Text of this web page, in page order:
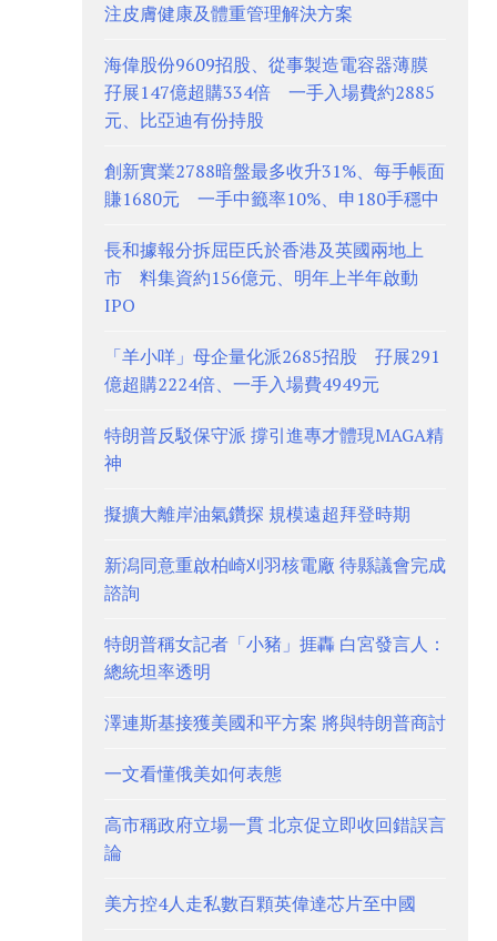
注皮膚健康及體重管理解決方案
海偉股份9609招股、從事製造電容器薄膜
孖展147億超購334倍 一手入場費約2885
元、比亞迪有份持股
創新實業2788暗盤最多收升31%、每手帳面
賺1680元 一手中籤率10%、申180手穩中
長和據報分拆屈臣氏於香港及英國兩地上
市 料集資約156億元、明年上半年啟動
IPO
「羊小咩」母企量化派2685招股 孖展291
億超購2224倍、一手入場費4949元
特朗普反駁保守派 撐引進專才體現MAGA精
神
擬擴大離岸油氣鑽探 規模遠超拜登時期
新潟同意重啟柏崎刈羽核電廠 待縣議會完成
諮詢
特朗普稱女記者「小豬」捱轟 白宮發言人：
總統坦率透明
澤連斯基接獲美國和平方案 將與特朗普商討
一文看懂俄美如何表態
高市稱政府立場一貫 北京促立即收回錯誤言
論
美方控4人走私數百顆英偉達芯片至中國